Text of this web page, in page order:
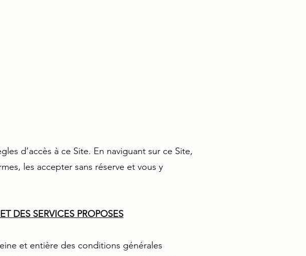
d’accès à ce Site. En naviguant sur ce Site,
les accepter sans réserve et vous y
DES SERVICES PROPOSES
et entière des conditions générales